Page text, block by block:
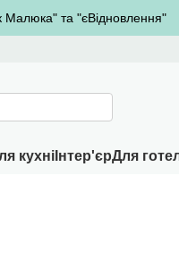
та "єВідновлення"
кухніІнтер'єрДля